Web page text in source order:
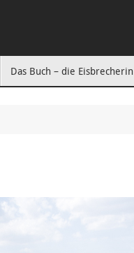
Das Buch – die Eisbrecherin